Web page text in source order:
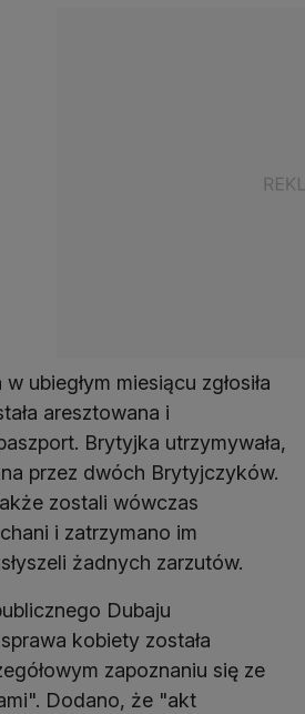
ubiegłym miesiącu zgłosiła
aresztowana i
Brytyjka utrzymywała,
przez dwóch Brytyjczyków.
zostali wówczas
i zatrzymano im
żadnych zarzutów.
Dubaju
kobiety została
zapoznaniu się ze
Dodano, że "akt